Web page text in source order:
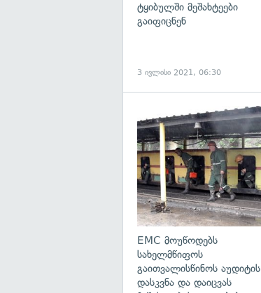
ტყიბულში მეშახტეები
გაიფიცნენ
3 ივლისი 2021, 06:30
EMC მოუწოდებს
სახელმწიფოს
გაითვალისწინოს აუდიტის
დასკვნა და დაიცვას